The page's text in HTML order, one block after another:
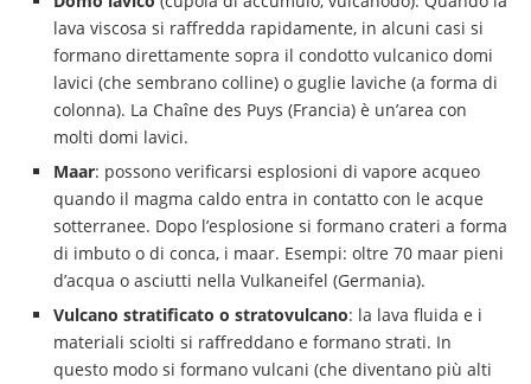
lava viscosa si raffredda rapidamente, in alcuni casi si
formano direttamente sopra il condotto vulcanico domi
lavici (che sembrano colline) o guglie laviche (a forma di
colonna). La Chaîne des Puys (Francia) è un’area con
molti domi lavici.
Maar: possono verificarsi esplosioni di vapore acqueo
quando il magma caldo entra in contatto con le acque
sotterranee. Dopo l’esplosione si formano crateri a forma
di imbuto o di conca, i maar. Esempi: oltre 70 maar pieni
d’acqua o asciutti nella Vulkaneifel (Germania).
Vulcano stratificato o stratovulcano: la lava fluida e i
materiali sciolti si raffreddano e formano strati. In
questo modo si formano vulcani (che diventano più alti